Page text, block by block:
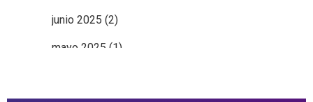
junio 2025 (2)
mayo 2025 (1)